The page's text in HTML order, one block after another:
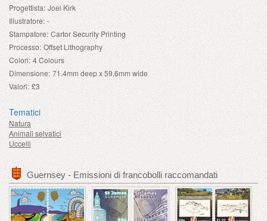
Progettista: Joel Kirk
Illustratore: -
Stampatore: Cartor Security Printing
Processo: Offset Lithography
Colori: 4 Colours
Dimensione: 71.4mm deep x 59.6mm wide
Valori: £3
Tematici
Natura
Animali selvatici
Uccelli
Guernsey - Emissioni di francobolli raccomandati